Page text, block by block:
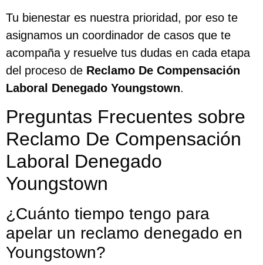
Tu bienestar es nuestra prioridad, por eso te
asignamos un coordinador de casos que te
acompaña y resuelve tus dudas en cada etapa
del proceso de Reclamo De Compensación
Laboral Denegado Youngstown.
Preguntas Frecuentes sobre
Reclamo De Compensación
Laboral Denegado
Youngstown
¿Cuánto tiempo tengo para
apelar un reclamo denegado en
Youngstown?